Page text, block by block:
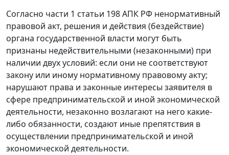
Согласно части 1 статьи 198 АПК РФ ненормативный
правовой акт, решения и действия (бездействие)
органа государственной власти могут быть
признаны недействительными (незаконными) при
наличии двух условий: если они не соответствуют
закону или иному нормативному правовому акту;
нарушают права и законные интересы заявителя в
сфере предпринимательской и иной экономической
деятельности, незаконно возлагают на него какие-
либо обязанности, создают иные препятствия в
осуществлении предпринимательской и иной
экономической деятельности.